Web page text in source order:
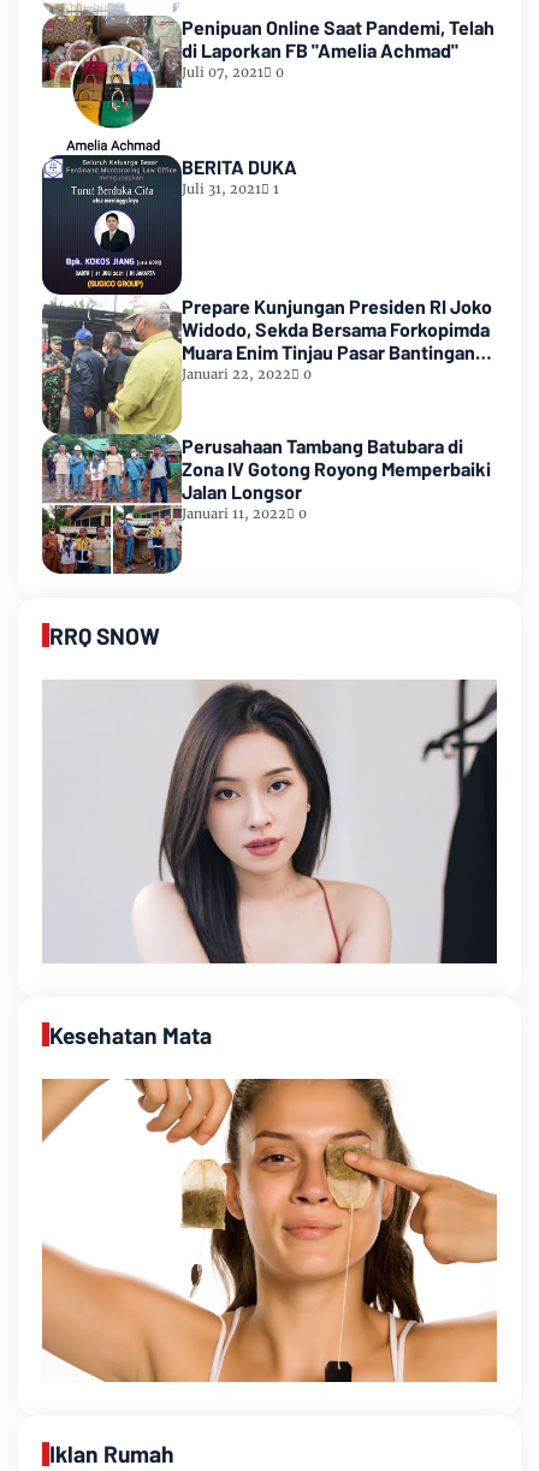
Penipuan Online Saat Pandemi, Telah
di Laporkan FB "Amelia Achmad"
Juli 07, 2021 0
BERITA DUKA
Juli 31, 2021 1
Prepare Kunjungan Presiden RI Joko
Widodo, Sekda Bersama Forkopimda
Muara Enim Tinjau Pasar Bantingan
Tanjung Enim
Januari 22, 2022 0
Perusahaan Tambang Batubara di
Zona IV Gotong Royong Memperbaiki
Jalan Longsor
Januari 11, 2022 0
RRQ SNOW
Kesehatan Mata
Iklan Rumah